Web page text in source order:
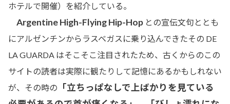
ホテルで開催）を紹介している。
Argentine High-Flying Hip-Hop との宣伝文句ととも
にアルゼンチンからラスベガスに乗り込んできたその DE
LA GUARDA はそこそこ注目されたため、古くからのこの
サイトの読者は実際に観たりして記憶にあるかもしれない
が、その時の
「立ちっぱなしで上ばかりを見ている